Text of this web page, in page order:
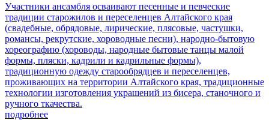
Участники ансамбля осваивают песенные и певческие
традиции старожилов и переселенцев Алтайского края
(свадебные, обрядовые, лирические, плясовые, частушки,
романсы, рекрутские, хороводные песни), народно-бытовую
хореографию (хороводы, народные бытовые танцы малой
формы, пляски, кадрили и кадрильные формы),
традиционную одежду старообрядцев и переселенцев,
проживающих на территории Алтайского края, традиционные
технологии изготовления украшений из бисера, станочного и
ручного ткачества.
подробнее